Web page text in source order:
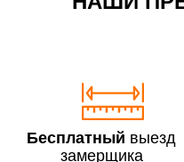
По Москве в пределах
время 3 500 руб.
Бесплатный выезд
замерщика